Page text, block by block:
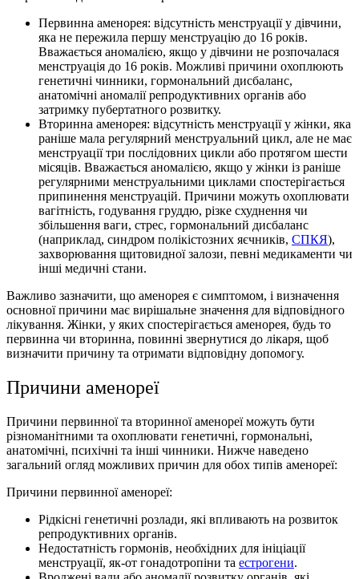
Первинна аменорея: відсутність менструації у дівчини,
яка не пережила першу менструацію до 16 років.
Вважається аномалією, якщо у дівчини не розпочалася
менструація до 16 років. Можливі причини охоплюють
генетичні чинники, гормональний дисбаланс,
анатомічні аномалії репродуктивних органів або
затримку пубертатного розвитку.
Вторинна аменорея: відсутність менструації у жінки, яка
раніше мала регулярний менструальний цикл, але не має
менструації три послідовних цикли або протягом шести
місяців. Вважається аномалією, якщо у жінки із раніше
регулярними менструальними циклами спостерігається
припинення менструацій. Причини можуть охоплювати
вагітність, годування груддю, різке схуднення чи
збільшення ваги, стрес, гормональний дисбаланс
(наприклад, синдром полікістозних яєчників, СПКЯ),
захворювання щитовидної залози, певні медикаменти чи
інші медичні стани.
Важливо зазначити, що аменорея є симптомом, і визначення
основної причини має вирішальне значення для відповідного
лікування. Жінки, у яких спостерігається аменорея, будь то
первинна чи вторинна, повинні звернутися до лікаря, щоб
визначити причину та отримати відповідну допомогу.
Причини аменореї
Причини первинної та вторинної аменореї можуть бути
різноманітними та охоплювати генетичні, гормональні,
анатомічні, психічні та інші чинники. Нижче наведено
загальний огляд можливих причин для обох типів аменореї:
Причини первинної аменореї:
Рідкісні генетичні розлади, які впливають на розвиток
репродуктивних органів.
Недостатність гормонів, необхідних для ініціації
менструації, як-от гонадотропіни та естрогени.